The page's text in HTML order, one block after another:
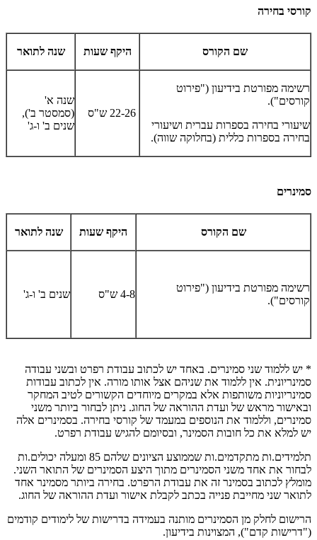
קורסי בחירה
שם הקורס היקף שעות שנה לתואר
רשימה מפורטת בידיעון ("פירוט
קורסים").
שיעורי בחירה בספרות עברית ושיעורי
בחירה בספרות כללית (בחלוקה שווה).
שנה א'
(סמסטר ב'),
שנים ב' ו-ג'
סמינרים
שם הקורס היקף שעות שנה לתואר
רשימה מפורטת בידיעון ("פירוט
קורסים").
4-8 ש"ס שנים ב' ו-ג'
* יש ללמוד שני סמינרים. באחד יש לכתוב עבודת רפרט ובשני עבודה
סמינריונית. אין ללמוד את שניהם אצל אותו מורה. אין לכתוב עבודות
סמינריוניות משותפות אלא במקרים מיוחדים הקשורים לטיב המחקר
ובאישור מראש של ועדת ההוראה של החוג. ניתן לבחור ביותר משני
סמינרים, וללמוד את הנוספים במעמד של קורסי בחירה. בסמינרים אלה
יש למלא את כל חובות הסמינר, ובסיומם להגיש עבודת רפרט.
תלמידים.ות מתקדמים.ות שממוצע הציונים שלהם 85 ומעלה יכולים.ות
לבחור את אחד משני הסמינרים מתוך היצע הסמינרים של התואר השני.
מומלץ לכתוב בסמינר זה את עבודת הרפרט. בחירה ביותר מסמינר אחד
לתואר שני מחייבת פנייה בכתב לקבלת אישור ועדת ההוראה של החוג.
הרישום לחלק מן הסמינרים מותנה בעמידה בדרישות של לימודים קודמים
("דרישות קדם"), המצוינות בידיעון.